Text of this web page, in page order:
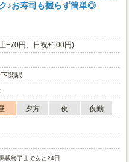
♪お寿司も握らず簡単◎
+70円、日祝+100円)
関駅
夕方 夜
夜勤
載終了まであと24日